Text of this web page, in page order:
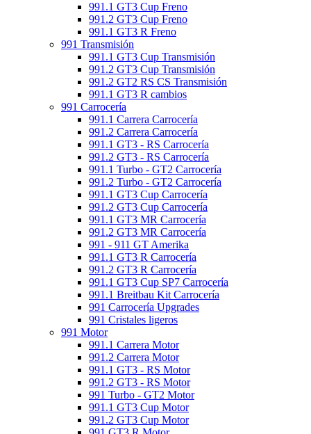
991.1 GT3 Cup Freno
991.2 GT3 Cup Freno
991.1 GT3 R Freno
991 Transmisión
991.1 GT3 Cup Transmisión
991.2 GT3 Cup Transmisión
991.2 GT2 RS CS Transmisión
991.1 GT3 R cambios
991 Carrocería
991.1 Carrera Carrocería
991.2 Carrera Carrocería
991.1 GT3 - RS Carrocería
991.2 GT3 - RS Carrocería
991.1 Turbo - GT2 Carrocería
991.2 Turbo - GT2 Carrocería
991.1 GT3 Cup Carrocería
991.2 GT3 Cup Carrocería
991.1 GT3 MR Carrocería
991.2 GT3 MR Carrocería
991 - 911 GT Amerika
991.1 GT3 R Carrocería
991.2 GT3 R Carrocería
991.1 GT3 Cup SP7 Carrocería
991.1 Breitbau Kit Carrocería
991 Carrocería Upgrades
991 Cristales ligeros
991 Motor
991.1 Carrera Motor
991.2 Carrera Motor
991.1 GT3 - RS Motor
991.2 GT3 - RS Motor
991 Turbo - GT2 Motor
991.1 GT3 Cup Motor
991.2 GT3 Cup Motor